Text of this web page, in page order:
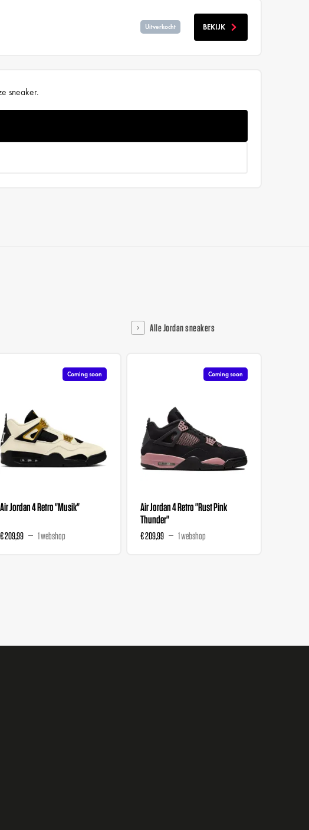
Uitverkocht BEKIJK
sneaker.
Alle Jordan sneakers
Coming soon
Air Jordan 4 Retro "Musik"
€ 209,99 1 webshop
Coming soon
Air Jordan 4 Retro "Rust Pink
Thunder"
€ 209,99 1 webshop